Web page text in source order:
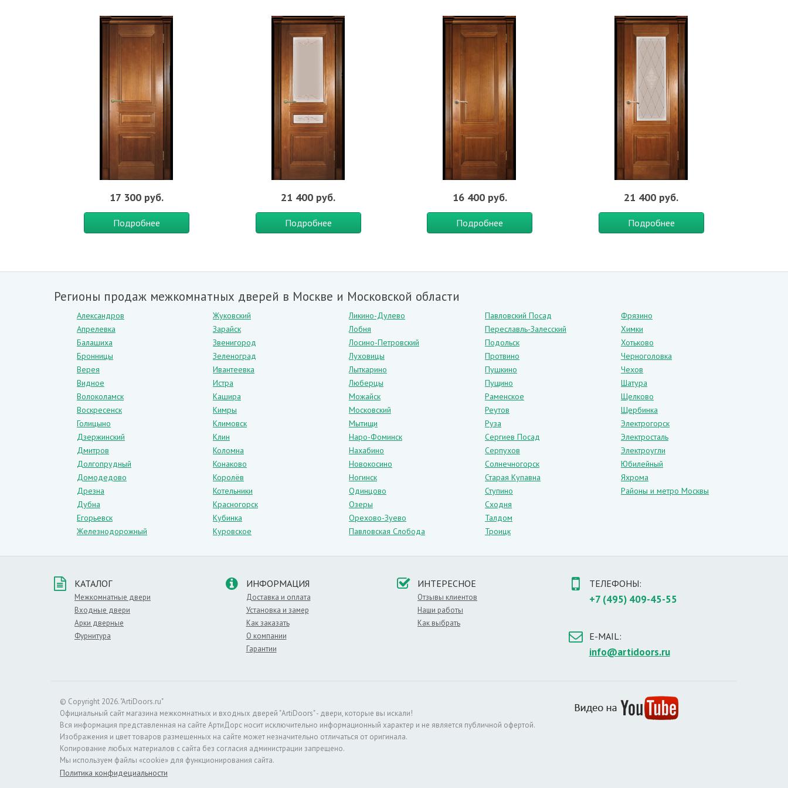
– в гостиной загородного коттеджа,
– в современном офисе,
– в залах для проведения совещаний и конференций.
Шпонированные, Тип полотна: Стиль: Стиль: ,Назначение: Для ванной и туалета ,В кухню Для дачи
Офисные
17 300 руб.
Подробнее
21 400 руб.
Подробнее
16 400 руб.
Подробнее
21 400 руб.
Подробнее
Регионы продаж межкомнатных дверей в Москве и Московской области
Александров
Апрелевка
Балашиха
Бронницы
Верея
Видное
Волоколамск
Воскресенск
Голицыно
Дзержинский
Дмитров
Долгопрудный
Домодедово
Дрезна
Дубна
Егорьевск
Железнодорожный
Жуковский
Зарайск
Звенигород
Зеленоград
Ивантеевка
Истра
Кашира
Кимры
Климовск
Клин
Коломна
Конаково
Королёв
Котельники
Красногорск
Кубинка
Куровское
Ликино-Дулево
Лобня
Лосино-Петровский
Луховицы
Лыткарино
Люберцы
Можайск
Московский
Мытищи
Наро-Фоминск
Нахабино
Новокосино
Ногинск
Одинцово
Озеры
Орехово-Зуево
Павловская Слобода
Павловский Посад
Переславль-Залесский
Подольск
Протвино
Пушкино
Пущино
Раменское
Реутов
Руза
Сергиев Посад
Серпухов
Солнечногорск
Старая Купавна
Ступино
Сходня
Талдом
Троицк
Фрязино
Химки
Хотьково
Черноголовка
Чехов
Шатура
Щелково
Щербинка
Электрогорск
Электросталь
Электроугли
Юбилейный
Яхрома
Районы и метро Москвы
КАТАЛОГ
Межкомнатные двери
Входные двери
Арки дверные
Фурнитура
ИНФОРМАЦИЯ
Доставка и оплата
Установка и замер
Как заказать
О компании
Гарантии
ИНТЕРЕСНОЕ
Отзывы клиентов
Наши работы
Как выбрать
ТЕЛЕФОНЫ:
+7 (495) 409-45-55
E-MAIL:
info@artidoors.ru
© Copyright 2026. "ArtiDoors.ru"
Официальный сайт магазина межкомнатных и входных дверей "ArtiDoors" - двери, которые вы искали!
Вся информация представленная на сайте АртиДорс носит исключительно информационный характер и не является публичной офертой.
Изображения и цвет товаров размещенных на сайте может незначительно отличаться от оригинала.
Копирование любых материалов с сайта без согласия администрации запрещено.
Мы используем файлы «cookie» для функционирования сайта.
Политика конфидециальности